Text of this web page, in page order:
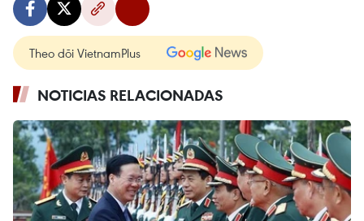
Theo dõi VietnamPlus
NOTICIAS RELACIONADAS